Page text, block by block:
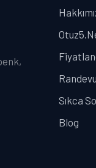
Sıkca
Blog